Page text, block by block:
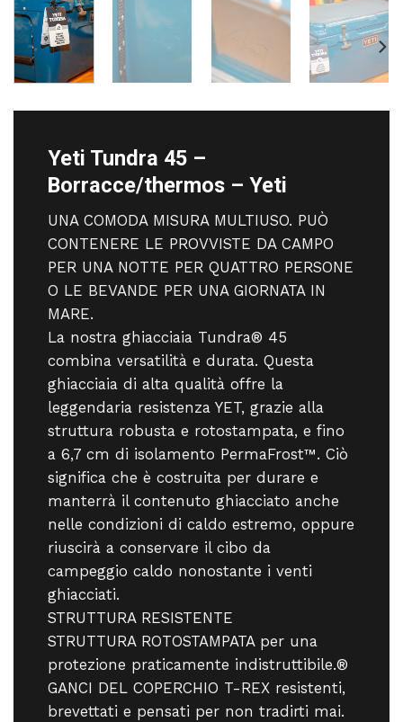
Yeti Tundra 45 –
Borracce/thermos – Yeti
UNA COMODA MISURA MULTIUSO. PUÒ
CONTENERE LE PROVVISTE DA CAMPO
PER UNA NOTTE PER QUATTRO PERSONE
O LE BEVANDE PER UNA GIORNATA IN
MARE.
La nostra ghiacciaia Tundra® 45
combina versatilità e durata. Questa
ghiacciaia di alta qualità offre la
leggendaria resistenza YET, grazie alla
struttura robusta e rotostampata, e fino
a 6,7 cm di isolamento PermaFrost™. Ciò
significa che è costruita per durare e
manterrà il contenuto ghiacciato anche
nelle condizioni di caldo estremo, oppure
riuscirà a conservare il cibo da
campeggio caldo nonostante i venti
ghiacciati.
STRUTTURA RESISTENTE
STRUTTURA ROTOSTAMPATA per una
protezione praticamente indistruttibile.®
GANCI DEL COPERCHIO T-REX resistenti,
brevettati e pensati per non tradirti mai.